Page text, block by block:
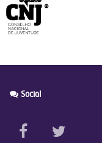
Social